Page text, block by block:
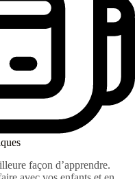
façon d’apprendre.